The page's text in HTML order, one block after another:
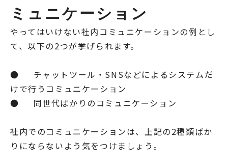
ミュニケーション
やってはいけない社内コミュニケーションの例とし
て、以下の2つが挙げられます。
● チャットツール・SNSなどによるシステムだ
けで行うコミュニケーション
● 同世代ばかりのコミュニケーション
社内でのコミュニケーションは、上記の2種類ばか
りにならないよう気をつけましょう。